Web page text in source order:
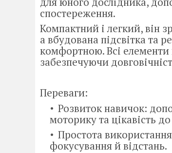
спостереження.
Компактний і легкий, він
а вбудована підсвітка та
комфортною. Всі елементи
забезпечуючи
Переваги:
Розвиток навичок:
моторику та цікавість
Простота
фокусування й відстань.